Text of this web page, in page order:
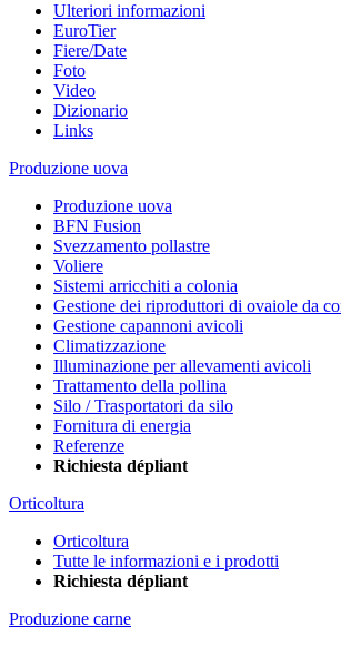
Ulteriori informazioni
EuroTier
Fiere/Date
Foto
Video
Dizionario
Links
Produzione uova
Produzione uova
BFN Fusion
Svezzamento pollastre
Voliere
Sistemi arricchiti a colonia
Gestione dei riproduttori di ovaiole da
Gestione capannoni avicoli
Climatizzazione
Illuminazione per allevamenti avicoli
Trattamento della pollina
Silo / Trasportatori da silo
Fornitura di energia
Referenze
Richiesta dépliant
Orticoltura
Orticoltura
Tutte le informazioni e i prodotti
Richiesta dépliant
Produzione carne